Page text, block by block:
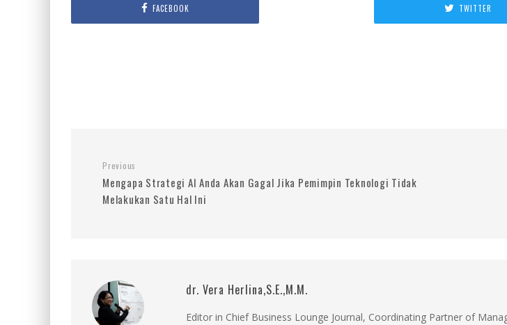
FACEBOOK TWITTER
Previous
Mengapa Strategi AI Anda Akan Gagal Jika Pemimpin Teknologi Tidak
Melakukan Satu Hal Ini
dr. Vera Herlina,S.E.,M.M.
Editor in Chief Business Lounge Journal, Coordinating Partner of